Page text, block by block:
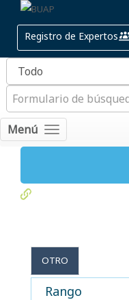
Registro de Expertos
Menú
OTRO
Rango